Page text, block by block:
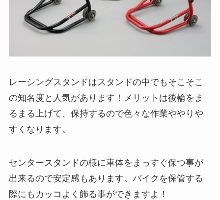
レーシングスタンドはスタンドの中でもそこそこ
の知名度と人気があります！メリットは後輪をま
るまる上げて、保持するので色々な作業ややりや
すくなります。
センタースタンドの様に車体をまっすぐ保つ事が
出来るので安定感もあります。バイクを保管する
際にもカッコよく飾る事ができますよ！